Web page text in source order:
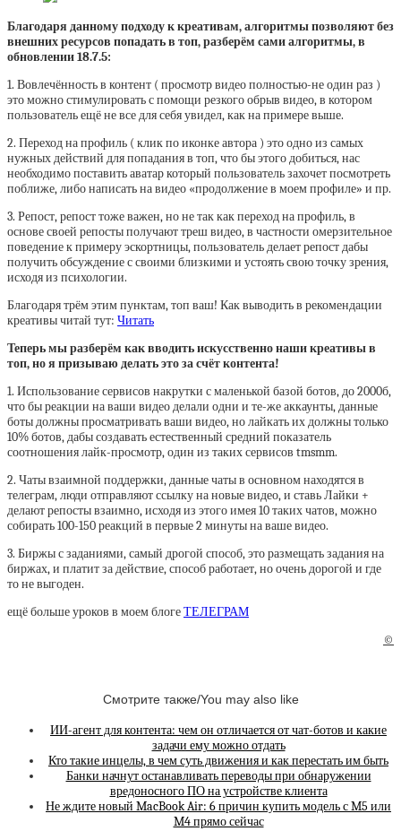
Благодаря данному подходу к креативам, алгоритмы позволяют без
внешних ресурсов попадать в топ, разберём сами алгоритмы, в
обновлении 18.7.5:
1. Вовлечённость в контент ( просмотр видео полностью-не один раз )
это можно стимулировать с помощи резкого обрыв видео, в котором
пользователь ещё не все для себя увидел, как на примере выше.
2. Переход на профиль ( клик по иконке автора ) это одно из самых
нужных действий для попадания в топ, что бы этого добиться, нас
необходимо поставить аватар который пользователь захочет посмотреть
поближе, либо написать на видео «продолжение в моем профиле» и пр.
3. Репост, репост тоже важен, но не так как переход на профиль, в
основе своей репосты получают треш видео, в частности омерзительное
поведение к примеру эскортницы, пользователь делает репост дабы
получить обсуждение с своими близкими и устоять свою точку зрения,
исходя из психологии.
Благодаря трём этим пунктам, топ ваш! Как выводить в рекомендации
креативы читай тут: Читать
Теперь мы разберём как вводить искусственно наши креативы в
топ, но я призываю делать это за счёт контента!
1. Использование сервисов накрутки с маленькой базой ботов, до 2000б,
что бы реакции на ваши видео делали одни и те-же аккаунты, данные
боты должны просматривать ваши видео, но лайкать их должны только
10% ботов, дабы создавать естественный средний показатель
соотношения лайк-просмотр, один из таких сервисов tmsmm.
2. Чаты взаимной поддержки, данные чаты в основном находятся в
телеграм, люди отправляют ссылку на новые видео, и ставь Лайки +
делают репосты взаимно, исходя из этого имея 10 таких чатов, можно
собирать 100-150 реакций в первые 2 минуты на ваше видео.
3. Биржы с заданиями, самый дрогой способ, это размещать задания на
биржах, и платит за действие, способ работает, но очень дорогой и где
то не выгоден.
ещё больше уроков в моем блогеТЕЛЕГРАМ
©
Смотрите также/You may also like
ИИ-агент для контента: чем он отличается от чат-ботов и какие
задачи ему можно отдать
Кто такие инцелы, в чем суть движения и как перестать им быть
Банки начнут останавливать переводы при обнаружении
вредоносного ПО на устройстве клиента
Не ждите новый MacBook Air: 6 причин купить модель с M5 или
M4 прямо сейчас